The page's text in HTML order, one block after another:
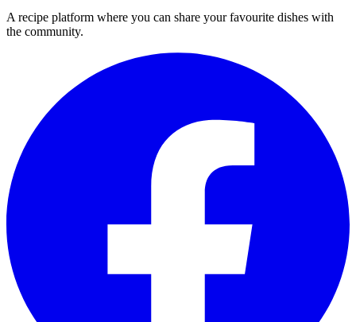
A recipe platform where you can share your favourite dishes with
the community.